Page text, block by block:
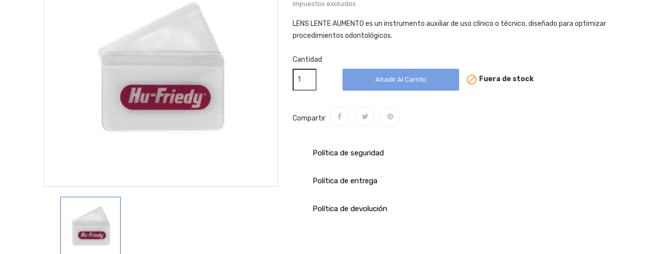
Impuestos excluidos
LENS LENTE AUMENTO es un instrumento auxiliar de uso clínico o técnico, diseñado para optimizar
procedimientos odontológicos.
Cantidad
Añadir Al Carrito  Fuera de stock
Compartir
Política de seguridad
Política de entrega
Política de devolución